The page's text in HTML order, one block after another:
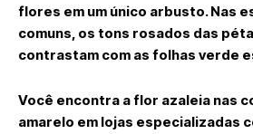
flores em um único arbusto. Nas
comuns, os tons rosados das
contrastam com as folhas verde
Você encontra a flor azaleia nas
amarelo em lojas especializadas